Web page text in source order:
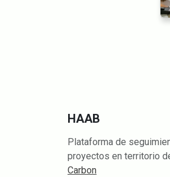
HAAB
Plataforma de
proyectos en territorio
Carbon